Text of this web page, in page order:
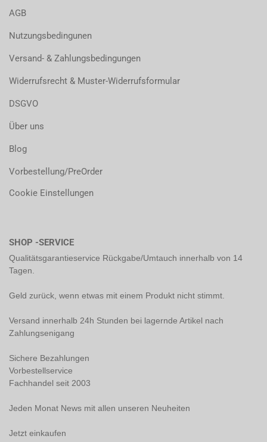
AGB
Nutzungsbedingunen
Versand- & Zahlungsbedingungen
Widerrufsrecht & Muster-Widerrufsformular
DSGVO
Über uns
Blog
Vorbestellung/PreOrder
Cookie Einstellungen
SHOP -SERVICE
Qualitätsgarantieservice Rückgabe/Umtauch innerhalb von 14
Tagen.
Geld zurück, wenn etwas mit einem Produkt nicht stimmt.
Versand innerhalb 24h Stunden bei lagernde Artikel nach
Zahlungsenigang
Sichere Bezahlungen
Vorbestellservice
Fachhandel seit 2003
Jeden Monat News mit allen unseren Neuheiten
Jetzt einkaufen